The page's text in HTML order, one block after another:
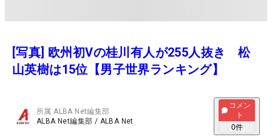
[写真] 欧州初Vの桂川有人が255人抜き 松
山英樹は15位【男子世界ランキング】
所属ALBA Net編集部
ALBA Net編集部 / ALBA Net
コメン
ト
0件